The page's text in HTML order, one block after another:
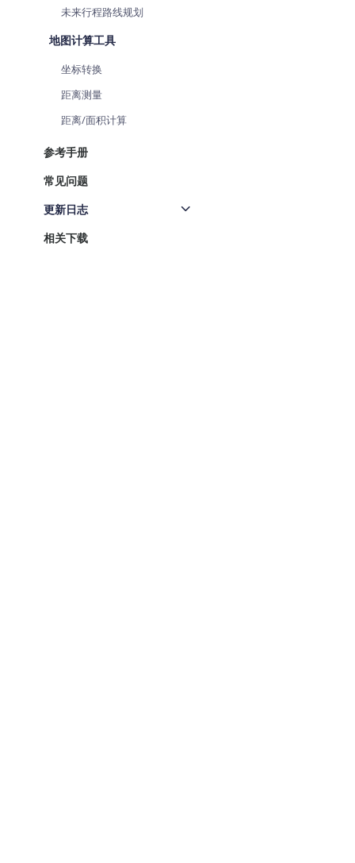
未来行程路线规划
地图计算工具
坐标转换
距离测量
距离/面积计算
参考手册
常见问题
更新日志
相关下载